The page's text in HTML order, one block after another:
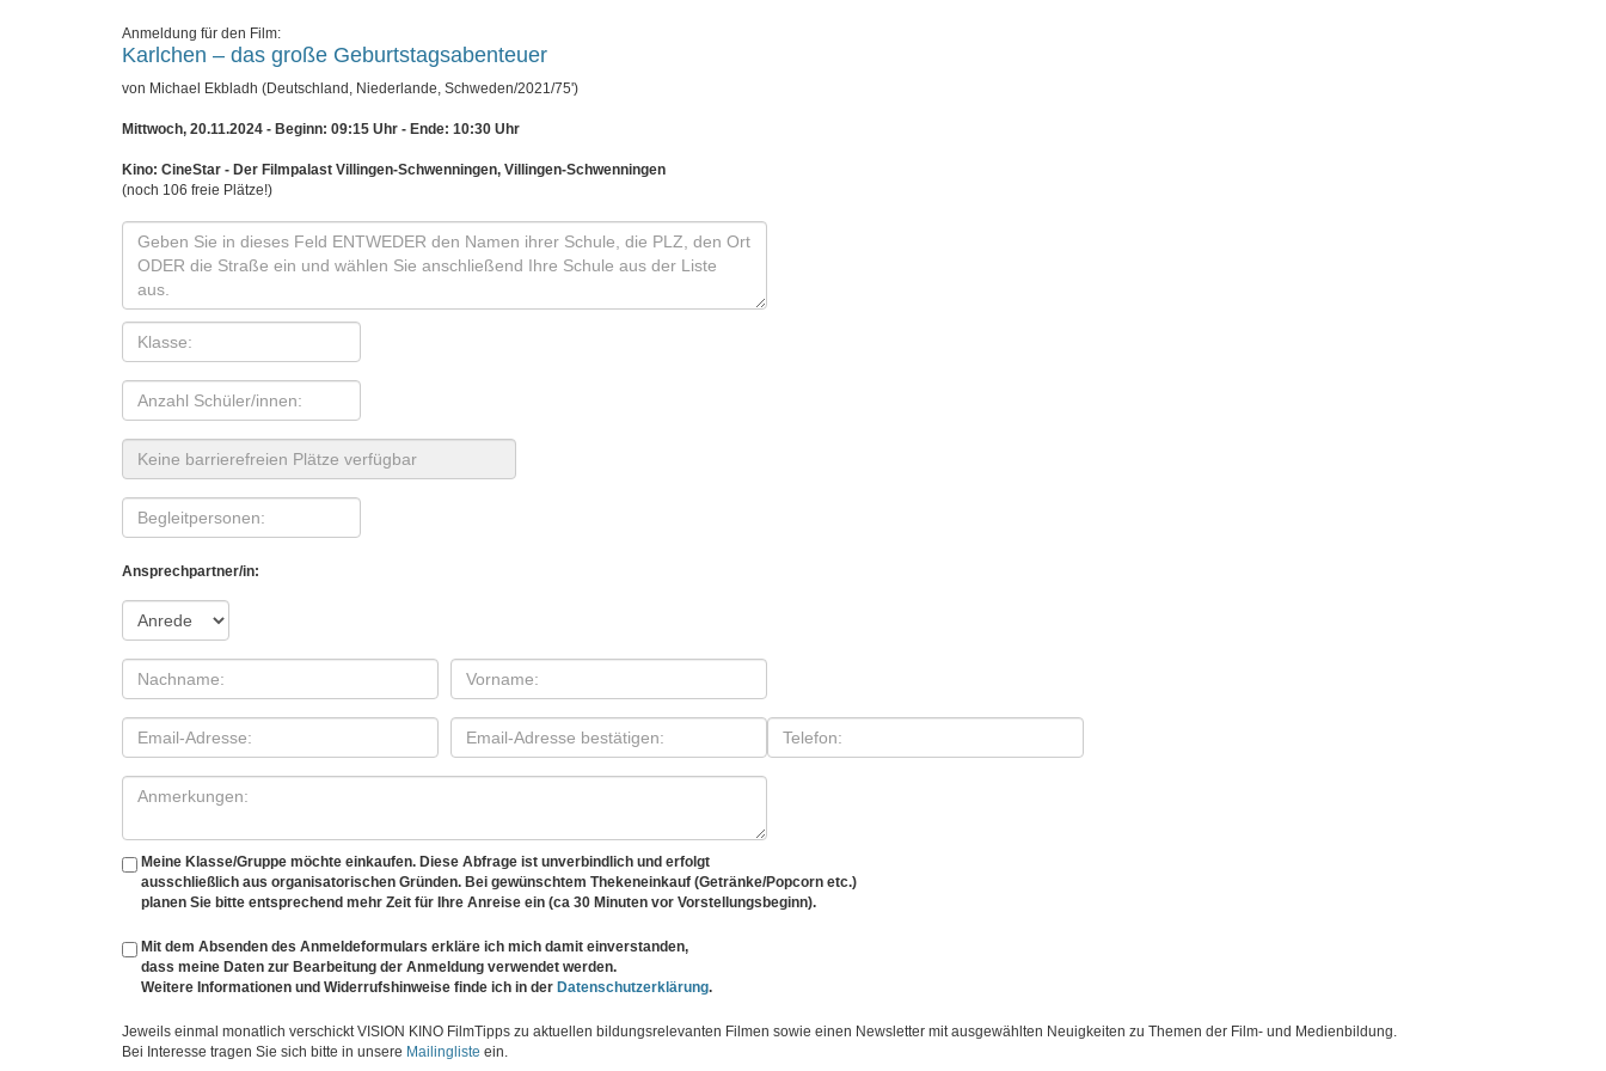
Anmeldung für den Film:
Karlchen – das große Geburtstagsabenteuer
von Michael Ekbladh (Deutschland, Niederlande, Schweden/2021/75')
Mittwoch, 20.11.2024 - Beginn: 09:15 Uhr - Ende: 10:30 Uhr
Kino: CineStar - Der Filmpalast Villingen-Schwenningen, Villingen-Schwenningen
(noch 106 freie Plätze!)
Ansprechpartner/in:
Meine Klasse/Gruppe möchte einkaufen. Diese Abfrage ist unverbindlich und erfolgt
ausschließlich aus organisatorischen Gründen. Bei gewünschtem Thekeneinkauf (Getränke/Popcorn etc.)
planen Sie bitte entsprechend mehr Zeit für Ihre Anreise ein (ca 30 Minuten vor Vorstellungsbeginn).
Mit dem Absenden des Anmeldeformulars erkläre ich mich damit einverstanden,
dass meine Daten zur Bearbeitung der Anmeldung verwendet werden.
Weitere Informationen und Widerrufshinweise finde ich in der Datenschutzerklärung.
Jeweils einmal monatlich verschickt VISION KINO FilmTipps zu aktuellen bildungsrelevanten Filmen sowie einen Newsletter mit ausgewählten Neuigkeiten zu Themen der Film- und Medienbildung.
Bei Interesse tragen Sie sich bitte in unsere Mailingliste ein.